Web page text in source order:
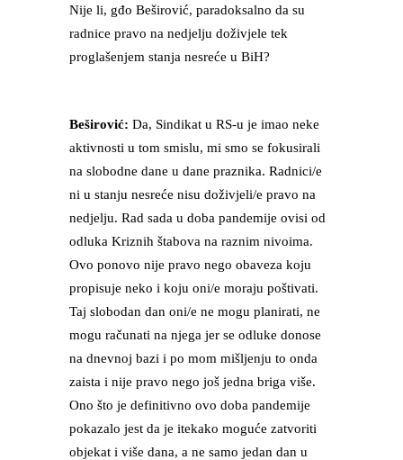
Nije li, gđo Beširović, paradoksalno da su
radnice pravo na nedjelju doživjele tek
proglašenjem stanja nesreće u BiH?
Beširović: Da, Sindikat u RS-u je imao neke
aktivnosti u tom smislu, mi smo se fokusirali
na slobodne dane u dane praznika. Radnici/e
ni u stanju nesreće nisu doživjeli/e pravo na
nedjelju. Rad sada u doba pandemije ovisi od
odluka Kriznih štabova na raznim nivoima.
Ovo ponovo nije pravo nego obaveza koju
propisuje neko i koju oni/e moraju poštivati.
Taj slobodan dan oni/e ne mogu planirati, ne
mogu računati na njega jer se odluke donose
na dnevnoj bazi i po mom mišljenju to onda
zaista i nije pravo nego još jedna briga više.
Ono što je definitivno ovo doba pandemije
pokazalo jest da je itekako moguće zatvoriti
objekat i više dana, a ne samo jedan dan u